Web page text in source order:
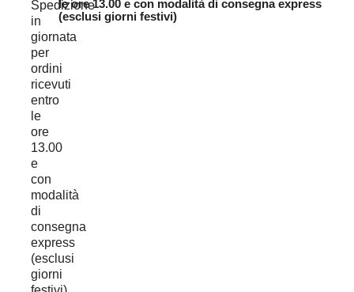
le ore 13.00 e con modalità di consegna express
(esclusi giorni festivi)